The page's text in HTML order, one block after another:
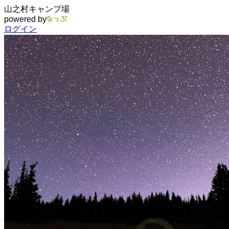
山之村キャンプ場
powered by
ログイン